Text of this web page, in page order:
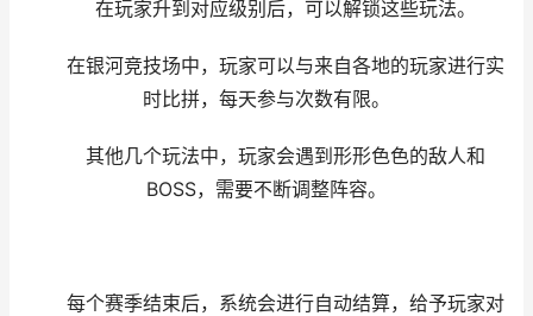
在玩家升到对应级别后，可以解锁这些玩法。
在银河竞技场中，玩家可以与来自各地的玩家进行实
时比拼，每天参与次数有限。
其他几个玩法中，玩家会遇到形形色色的敌人和
BOSS，需要不断调整阵容。
每个赛季结束后，系统会进行自动结算，给予玩家对